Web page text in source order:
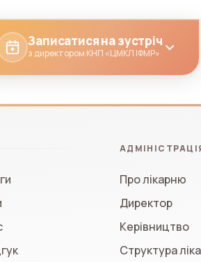
Записатися на зустріч
з директором КНП «ЦМКЛ ІФМР»
Про лікарню
Директор
Керівництво
Структура